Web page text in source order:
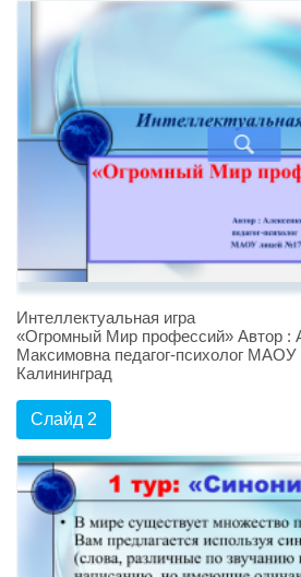
Интеллектуальная игра
«Огромный Мир профессий» Автор :
Максимовна педагог-психолог
Калининград
Слайд 2